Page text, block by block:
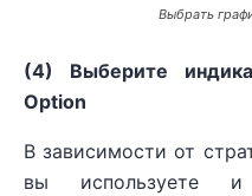
Выбрать
(4) Выберите
Option
В зависимости от
вы используете